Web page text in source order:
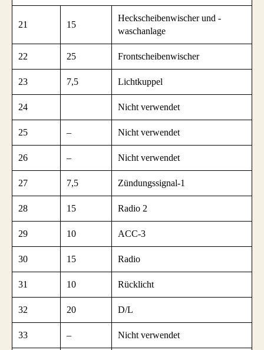
21 15
Heckscheibenwischer und -
waschanlage
22 25 Frontscheibenwischer
23 7,5 Lichtkuppel
24 Nicht verwendet
25 – Nicht verwendet
26 – Nicht verwendet
27 7,5 Zündungssignal-1
28 15 Radio 2
29 10 ACC-3
30 15 Radio
31 10 Rücklicht
32 20 D/L
33 – Nicht verwendet